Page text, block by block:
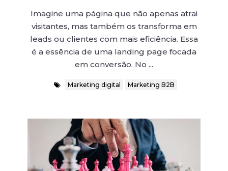
Imagine uma página que não apenas atrai
visitantes, mas também os transforma em
leads ou clientes com mais eficiência. Essa
é a essência de uma landing page focada
em conversão. No ...
Marketing digital Marketing B2B